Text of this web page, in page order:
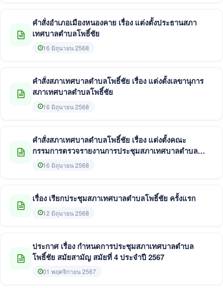
คำสั่งอำเภอเมืองหนองคาย เรื่อง แต่งตั้งประธานสภา
เทศบาลตำบลโพธิ์ชัย
16 มิถุนายน 2568
คำสั่งสภาเทศบาลตำบลโพธิ์ชัย เรื่อง แต่งตั้งเลขานุการ
สภาเทศบาลตำบลโพธิ์ชัย
16 มิถุนายน 2568
คำสั่งสภาเทศบาลตำบลโพธิ์ชัย เรื่อง แต่งตั้งคณะ
กรรมการตรวจรายงานการประชุมสภาเทศบาลตำบล
โพธิ์ชัย
16 มิถุนายน 2568
เรื่อง เรียกประชุมสภาเทศบาลตำบลโพธิ์ชัย ครั้งแรก
12 มิถุนายน 2568
ประกาศ เรื่อง กำหนดการประชุมสภาเทศบาลตำบล
โพธิ์ชัย สมัยสามัญ สมัยที่ 4 ประจำปี 2567
01 พฤศจิกายน 2567